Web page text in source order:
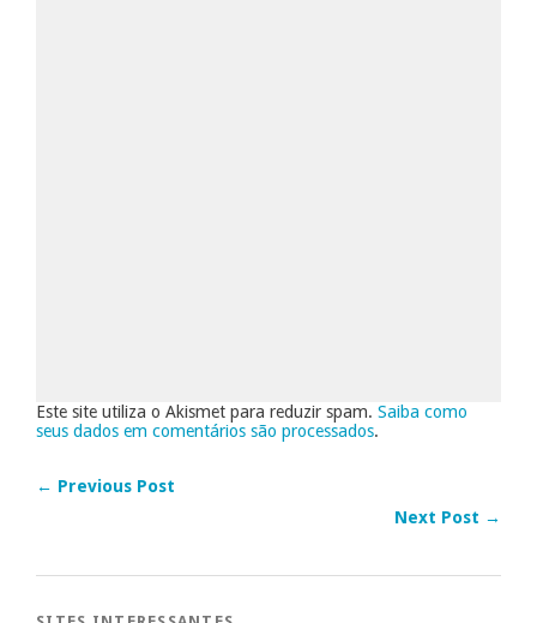
Este site utiliza o Akismet para reduzir spam. Saiba como
seus dados em comentários são processados.
← Previous Post
Next Post →